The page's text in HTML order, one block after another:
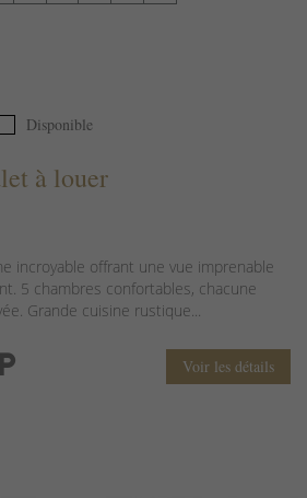
Disponible
à louer
incroyable offrant une vue imprenable
5 chambres confortables, chacune
Grande cuisine rustique...
Voir les détails